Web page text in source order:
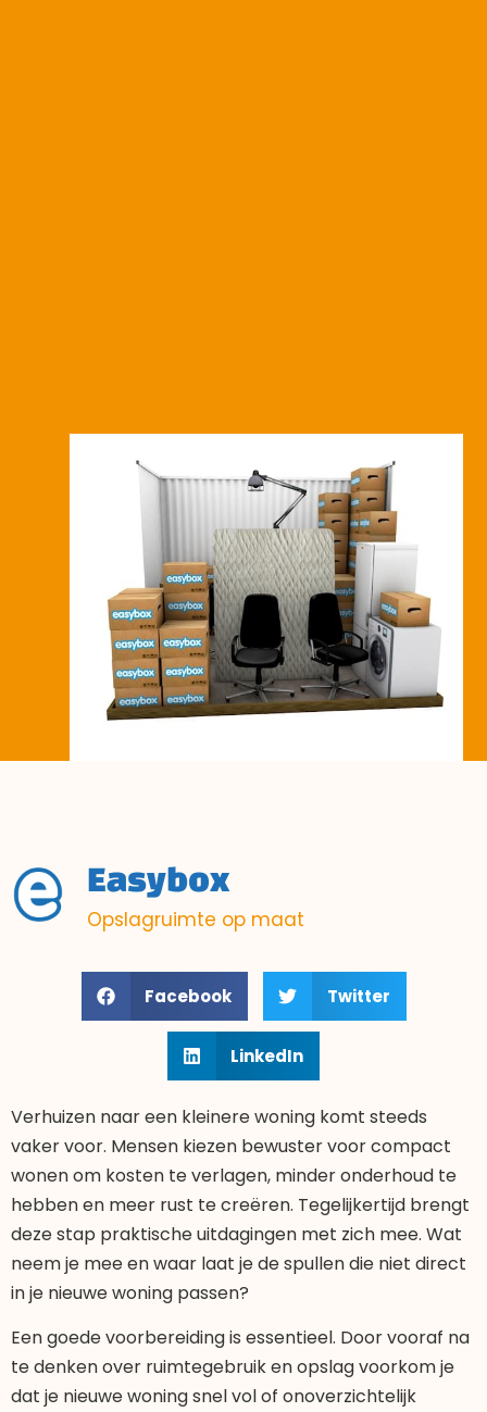
Easybox
Opslagruimte op maat
Facebook Twitter
LinkedIn
Verhuizen naar een kleinere woning komt steeds
vaker voor. Mensen kiezen bewuster voor compact
wonen om kosten te verlagen, minder onderhoud te
hebben en meer rust te creëren. Tegelijkertijd brengt
deze stap praktische uitdagingen met zich mee. Wat
neem je mee en waar laat je de spullen die niet direct
in je nieuwe woning passen?
Een goede voorbereiding is essentieel. Door vooraf na
te denken over ruimtegebruik en opslag voorkom je
dat je nieuwe woning snel vol of onoverzichtelijk